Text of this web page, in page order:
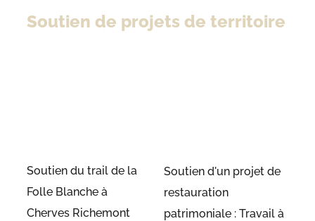
Soutien de projets de territoire
Soutien du trail de la
Folle Blanche à
Cherves Richemont
Soutien d'un projet de
restauration
patrimoniale : Travail à